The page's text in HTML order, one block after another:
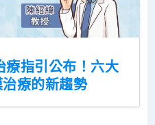
療指引公布！六大
療的新趨勢